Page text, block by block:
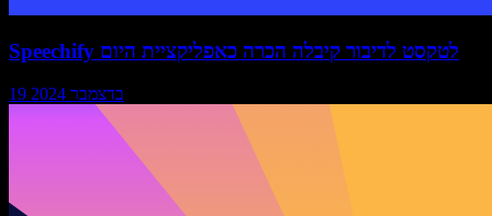
Speechify לטקסט לדיבור קיבלה הכרה כאפליקציית היום
19 בדצמבר 2024